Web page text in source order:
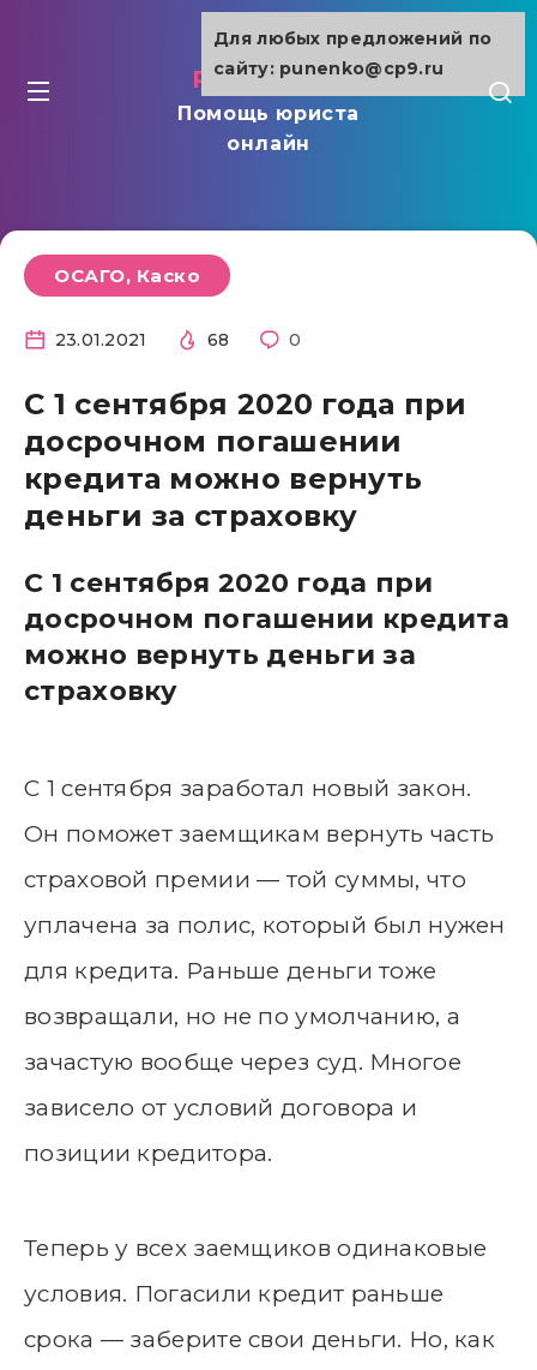
punenko.ru
Помощь юриста
онлайн
ОСАГО, Каско
23.01.2021 68 0
С 1 сентября 2020 года при
досрочном погашении
кредита можно вернуть
деньги за страховку
С 1 сентября 2020 года при
досрочном погашении кредита
можно вернуть деньги за
страховку
С 1 сентября заработал новый закон.
Он поможет заемщикам вернуть часть
страховой премии — той суммы, что
уплачена за полис, который был нужен
для кредита. Раньше деньги тоже
возвращали, но не по умолчанию, а
зачастую вообще через суд. Многое
зависело от условий договора и
позиции кредитора.
Теперь у всех заемщиков одинаковые
условия. Погасили кредит раньше
срока — заберите свои деньги. Но, как
Для любых предложений по
сайту: punenko@cp9.ru